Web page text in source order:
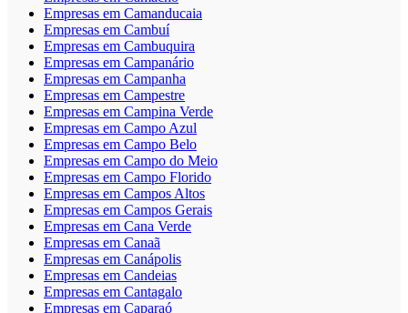
Empresas em Camanducaia
Empresas em Cambuí
Empresas em Cambuquira
Empresas em Campanário
Empresas em Campanha
Empresas em Campestre
Empresas em Campina Verde
Empresas em Campo Azul
Empresas em Campo Belo
Empresas em Campo do Meio
Empresas em Campo Florido
Empresas em Campos Altos
Empresas em Campos Gerais
Empresas em Cana Verde
Empresas em Canaã
Empresas em Canápolis
Empresas em Candeias
Empresas em Cantagalo
Empresas em Caparaó